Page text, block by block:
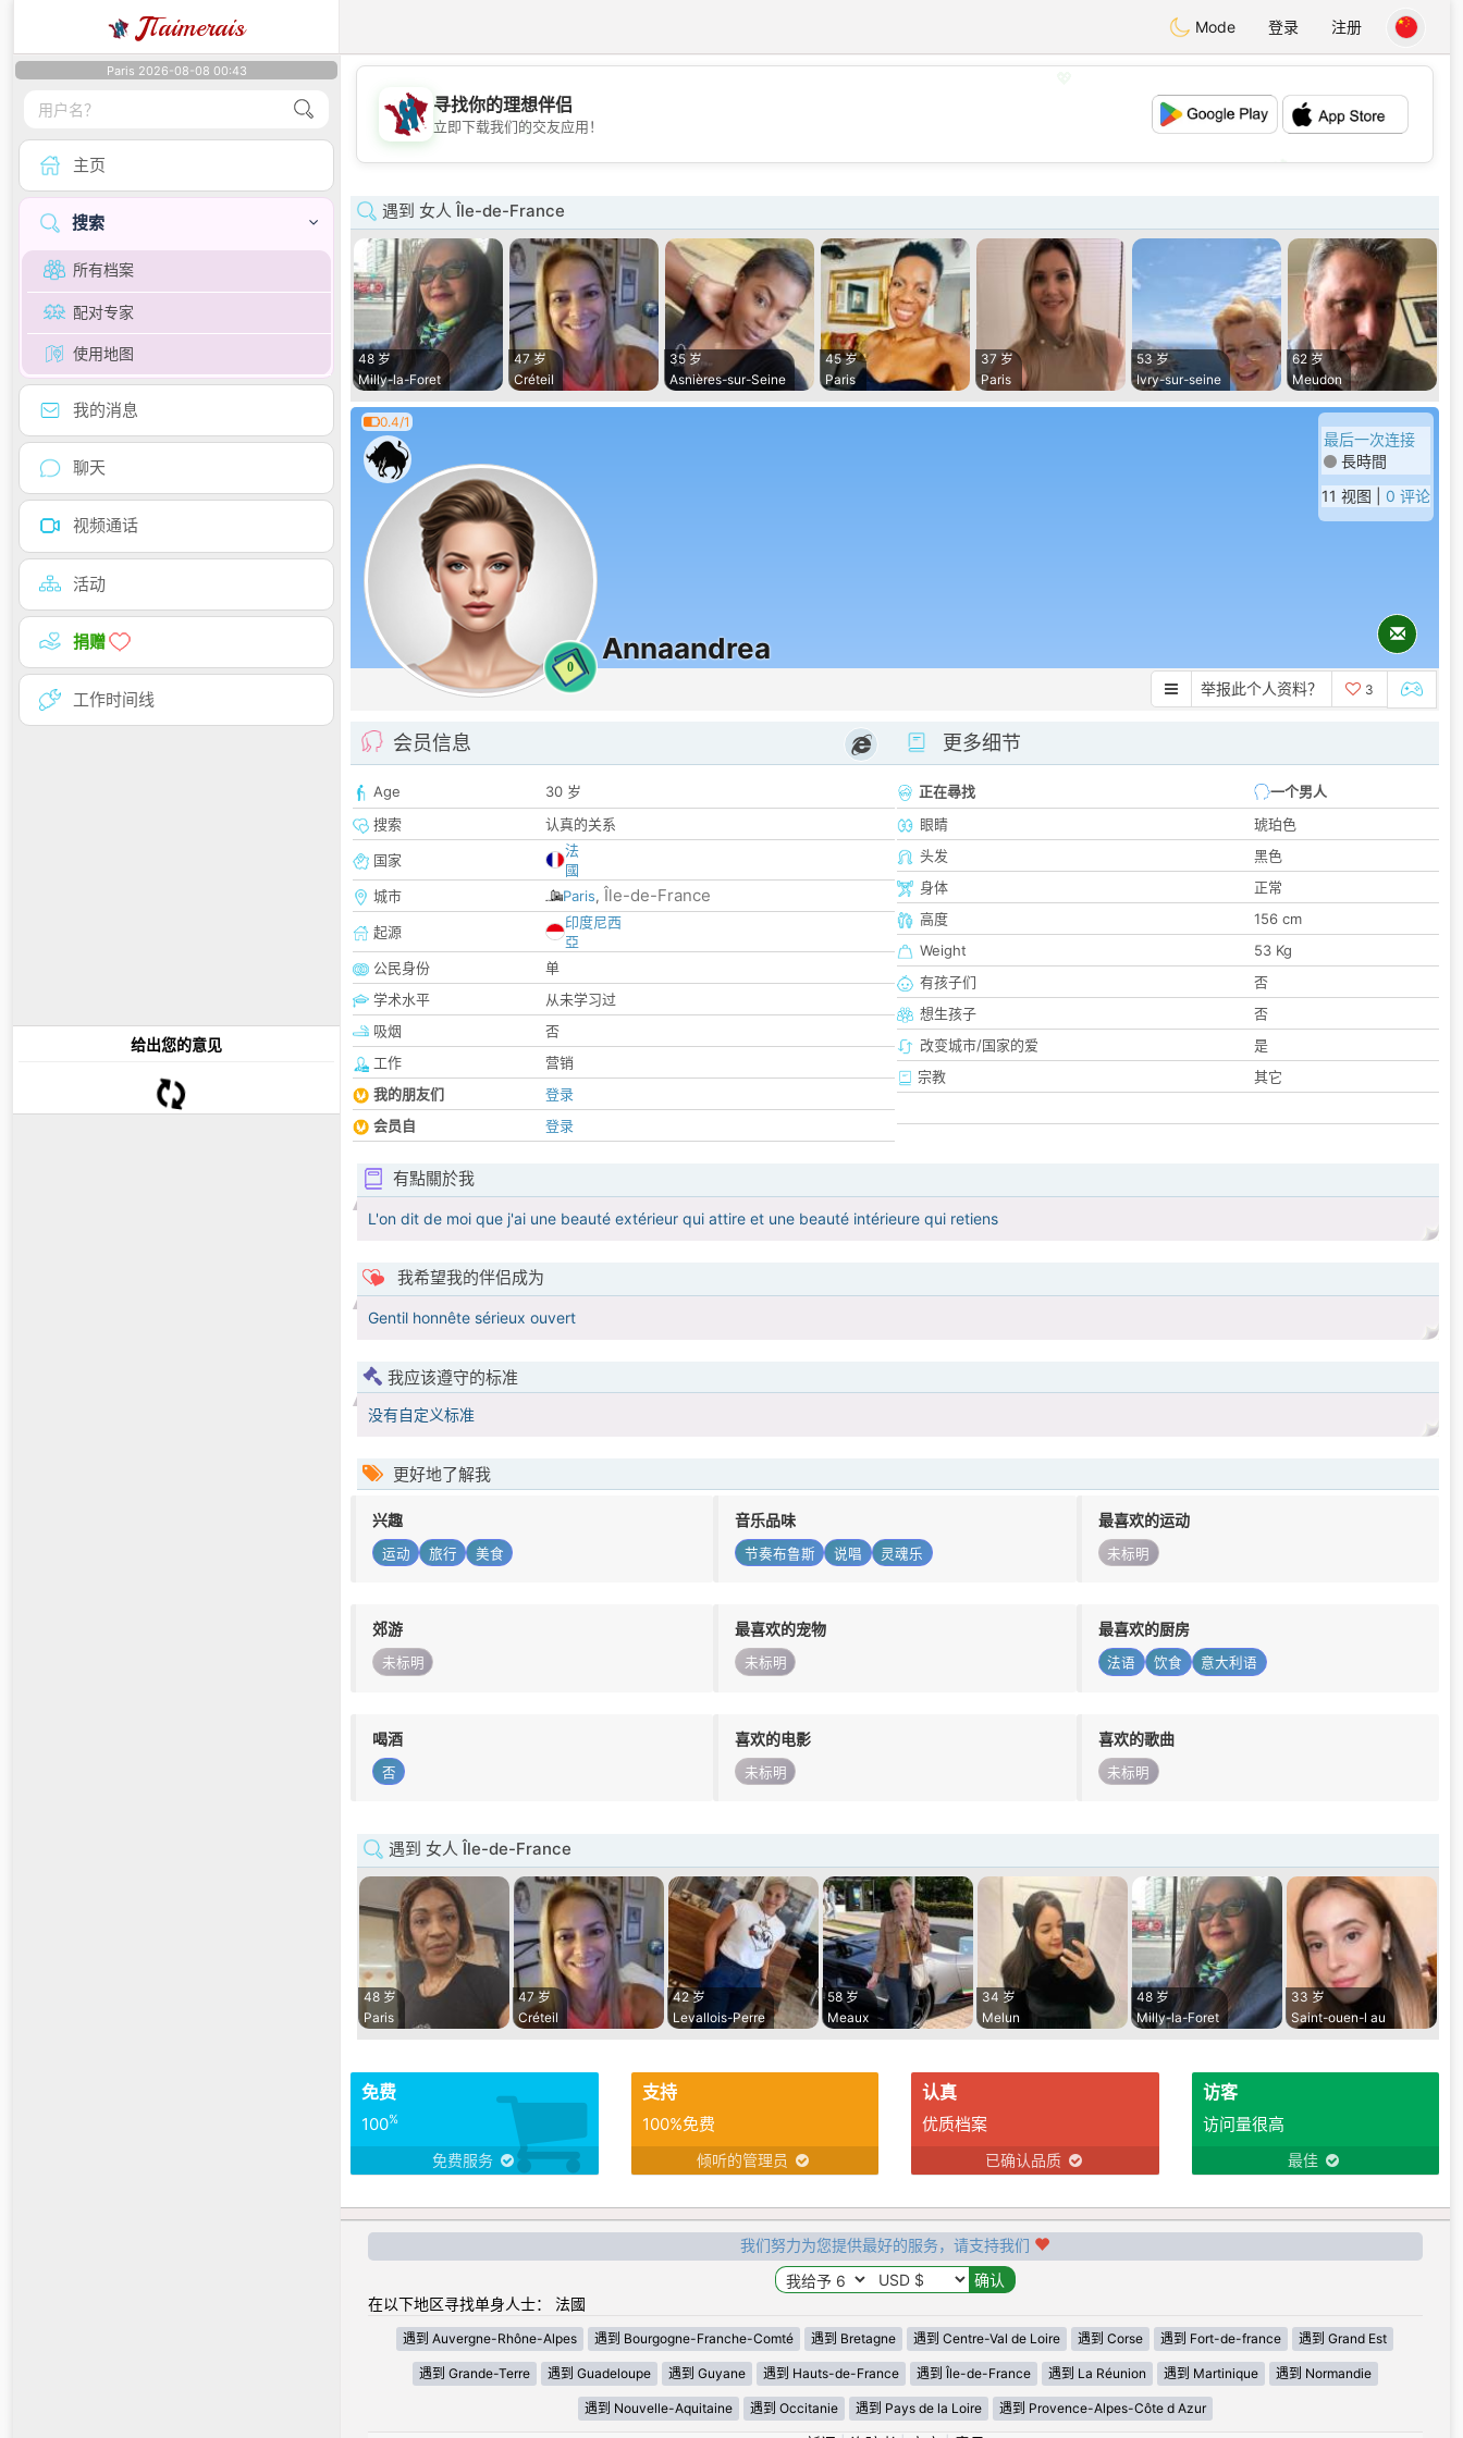
JTaimerais Mode 登录 注册
Paris 2026-08-08 00:43
主页
搜索
所有档案
配对专家
使用地图
我的消息
聊天
视频通话
活动
捐赠
工作时间线
给出您的意见
💖
💕
寻找你的理想伴侣
立即下载我们的交友应用！
遇到 女人 Île-de-France
48 岁
Milly-la-Foret
47 岁
Créteil
35 岁
Asnières-sur-Seine
45 岁
Paris
37 岁
Paris
53 岁
Ivry-sur-seine
62 岁
Meudon
0.4/1
0
Annaandrea
最后一次连接
長時間
11 视图 | 0 评论
举报此个人资料？ 3
会员信息
Age
30 岁
搜索
认真的关系
国家
法
國
城市
Paris, Île-de-France
起源
印度尼西
亞
公民身份
单
学术水平
从未学习过
吸烟
否
工作
营销
我的朋友们
登录
会员自
登录
更多细节
正在尋找
一个男人
眼睛
琥珀色
头发
黑色
身体
正常
高度
156 cm
Weight
53 Kg
有孩子们
否
想生孩子
否
改变城市/国家的爱
是
宗教
其它
有點關於我
L'on dit de moi que j'ai une beauté extérieur qui attire et une beauté intérieure qui retiens
我希望我的伴侣成为
Gentil honnête sérieux ouvert
我应该遵守的标准
没有自定义标准
更好地了解我
兴趣
运动 旅行 美食
音乐品味
节奏布鲁斯 说唱 灵魂乐
最喜欢的运动
未标明
郊游
未标明
最喜欢的宠物
未标明
最喜欢的厨房
法语 饮食 意大利语
喝酒
否
喜欢的电影
未标明
喜欢的歌曲
未标明
遇到 女人 Île-de-France
48 岁
Paris
47 岁
Créteil
42 岁
Levallois-Perre
58 岁
Meaux
34 岁
Melun
48 岁
Milly-la-Foret
33 岁
Saint-ouen-l au
免费
100%
免费服务
支持
100%免费
倾听的管理员
认真
优质档案
已确认品质
访客
访问量很高
最佳
我们努力为您提供最好的服务，请支持我们
在以下地区寻找单身人士： 法國
遇到 Auvergne-Rhône-Alpes 遇到 Bourgogne-Franche-Comté 遇到 Bretagne 遇到 Centre-Val de Loire 遇到 Corse 遇到 Fort-de-france 遇到 Grand Est
遇到 Grande-Terre 遇到 Guadeloupe 遇到 Guyane 遇到 Hauts-de-France 遇到 Île-de-France 遇到 La Réunion 遇到 Martinique 遇到 Normandie
遇到 Nouvelle-Aquitaine 遇到 Occitanie 遇到 Pays de la Loire 遇到 Provence-Alpes-Côte d Azur